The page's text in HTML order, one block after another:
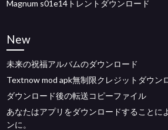
Magnum s01e14トレントダウンロード
New
未来の祝福アルバムのダウンロード
Textnow mod apk無制限クレジットダウン
ダウンロード後の転送コピーファイル
あなたはアプリをダウンロードすることに
ンに。